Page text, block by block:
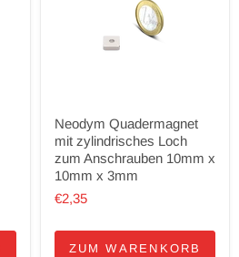
Neodym Quadermagnet
mit zylindrisches Loch
zum Anschrauben 10mm x
10mm x 3mm
€2,35
ZUM WARENKORB